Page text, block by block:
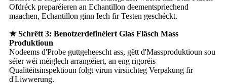
Ofdréck preparéieren an Echantillon deementspriechend
maachen, Echantillon ginn Iech fir Testen geschéckt.
★ Schrëtt 3: Benotzerdefinéiert Glas Fläsch Mass
Produktioun
Nodeems d'Probe guttgeheescht ass, gëtt d'Massproduktioun sou
séier wéi méiglech arrangéiert, an eng rigoréis
Qualitéitsinspektioun folgt virun virsiichteg Verpakung fir
d'Liwwerung.